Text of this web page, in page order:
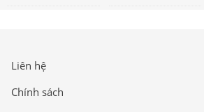
Liên hệ
Chính sách